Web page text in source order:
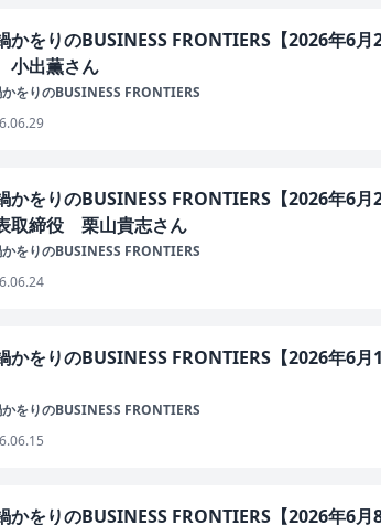
かをりのBUSINESS FRONTIERS【2026年6
出薫さん
をりのBUSINESS FRONTIERS
かをりのBUSINESS FRONTIERS【2026年6
取締役 栗山貴志さん
をりのBUSINESS FRONTIERS
かをりのBUSINESS FRONTIERS【2026年
をりのBUSINESS FRONTIERS
かをりのBUSINESS FRONTIERS【2026年